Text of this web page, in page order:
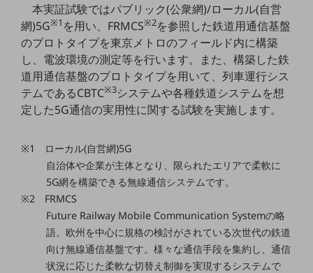
業務支援・マーケティング
災害対策・BCP
課題・ニーズで探す
課題・ニーズで探すTOP
コミュニケーション・情報共有
業務効率化
職場環境整備
地域共創・地方創生
セキュリティ対策
本実証試験ではパブリック(公衆網)/ローカル(自営
網)5G※1 を用い、FRMCS※2を参照した鉄道用通信基盤
のプロトタイプを東京メトロのフィールド内に構築
し、電波環境の測定等を行います。また、構築した鉄
道用通信基盤のプロトタイプを用いて、列車運行シス
テムであるCBTC※3システムや各種鉄道システムを想
定した5G通信の実用性に関する試験を実施します。
※1 ローカル(自営網)5G
自治体や企業が主体となり、限られたエリアで柔軟に
5G網を構築できる無線通信システムです。
※2 FRMCS
Future Railway Mobile Communication Systemの略
語。欧州を中心に規格の検討がされている次世代の鉄道
向け無線通信基盤です。様々な通信手段を集約し、通信
状況に応じた柔軟な切替え制御を実現するシステムで